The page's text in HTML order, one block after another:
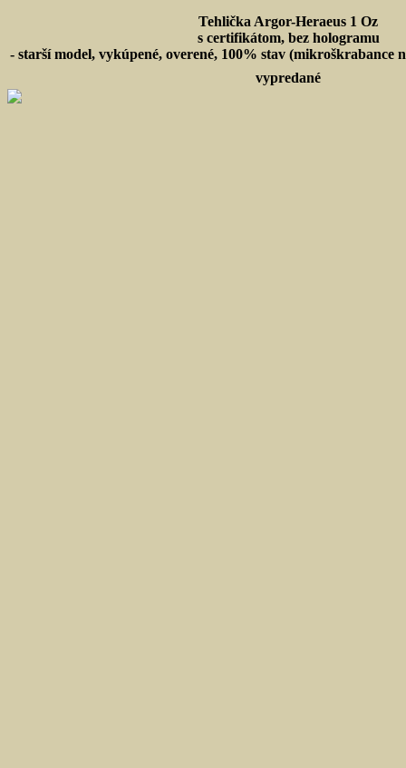
Tehlička Argor-Heraeus 1 Oz
s certifikátom, bez hologramu
- starší model, vykúpené, overené, 100% stav (mikroškrabance
vypredané